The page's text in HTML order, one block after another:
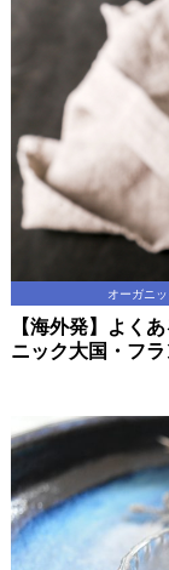
オーガニッ
【海外発】よく
ニック大国・フ